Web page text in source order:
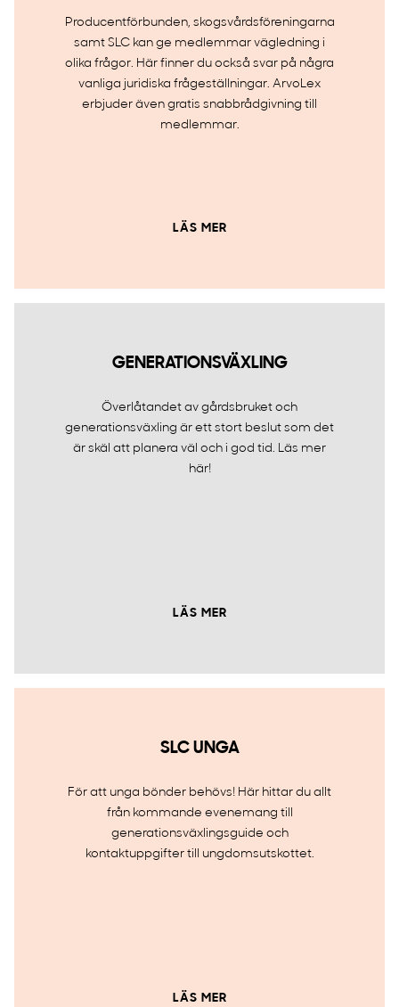
Producentförbunden, skogsvårdsföreningarna
samt SLC kan ge medlemmar vägledning i
olika frågor. Här finner du också svar på några
vanliga juridiska frågeställningar. ArvoLex
erbjuder även gratis snabbrådgivning till
medlemmar.
LÄS MER
GENERATIONSVÄXLING
Överlåtandet av gårdsbruket och
generationsväxling är ett stort beslut som det
är skäl att planera väl och i god tid. Läs mer
här!
LÄS MER
SLC UNGA
För att unga bönder behövs! Här hittar du allt
från kommande evenemang till
generationsväxlingsguide och
kontaktuppgifter till ungdomsutskottet.
LÄS MER